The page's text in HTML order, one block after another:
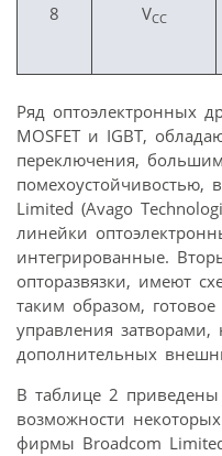
8 VCC
Ряд оптоэлектронных
MOSFET и IGBT,
переключения,
помехоустойчивостью,
Limited (Avago
линейки
интегрированные.
опторазвязки, имеют
таким образом,
управления
дополнительных
В таблице 2
возможности
фирмы Broadcom